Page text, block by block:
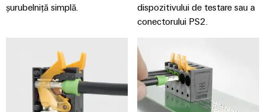
șurubelniță simplă.
dispozitivului de testare sau a
conectorului PS2.